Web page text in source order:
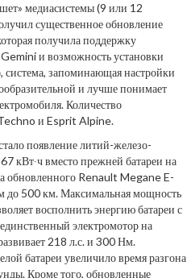
медиасистемы (9 или 12
существенное обновление
получила поддержку
и возможность установки
запоминающая настройки
и лучше понимает
Количество
и Esprit Alpine.
появление литий-железо-
кВт∙ч вместо прежней батареи на
обновленного Renault Megane E-
до 500 км. Максимальная мощность
восполнить энергию батареи с
электромотор на
218 л.с. и 300 Нм.
батареи увеличило время разгона
Кроме того, обновленные